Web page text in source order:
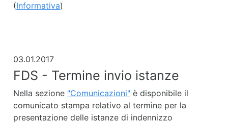
(Informativa)
03.01.2017
FDS - Termine invio istanze
Nella sezione "Comunicazioni" è disponibile il
comunicato stampa relativo al termine per la
presentazione delle istanze di indennizzo